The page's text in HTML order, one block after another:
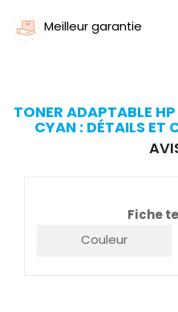
Meilleur garantie
TONER ADAPTABLE
CYAN : DÉTAILS ET
Fiche
Couleur